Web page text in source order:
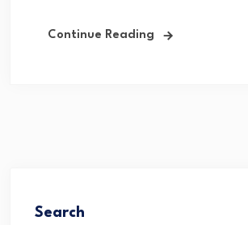
Continue Reading
Search